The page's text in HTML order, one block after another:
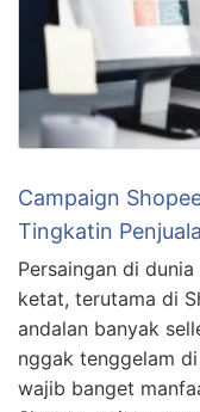
Campaign
Tingkatin
Persaingan di
ketat, terutama di
andalan banyak
nggak tenggelam
wajib banget